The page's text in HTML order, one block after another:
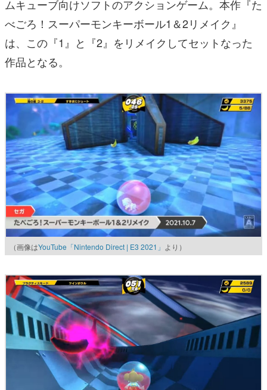
ムキューブ向けソフトのアクションゲーム。本作『た
べごろ！スーパーモンキーボール1＆2リメイク』
は、この『1』と『2』をリメイクしてセットなった
作品となる。
（画像はYouTube「Nintendo Direct | E3 2021」 より）